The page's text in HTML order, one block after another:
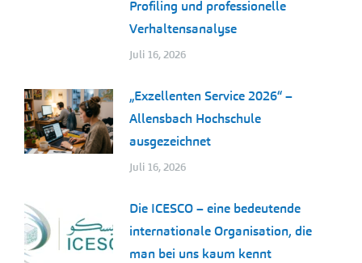
Profiling und professionelle
Verhaltensanalyse
Juli 16, 2026
„Exzellenten Service 2026“ –
Allensbach Hochschule
ausgezeichnet
Juli 16, 2026
Die ICESCO – eine bedeutende
internationale Organisation, die
man bei uns kaum kennt